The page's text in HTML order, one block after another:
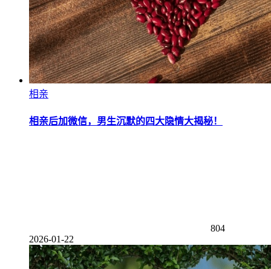
相亲
相亲后加微信，男生沉默的四大隐情大揭秘！
804
2026-01-22